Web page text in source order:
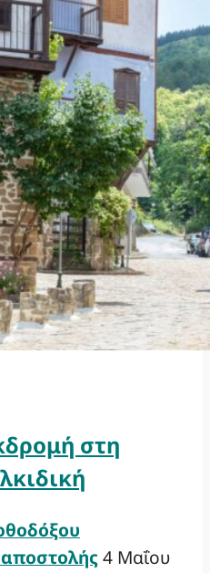
στη
4 Μαΐου